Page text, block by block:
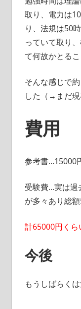
取り、電力は
り、法規は50
っていて取り
て何故かとるこ
そんな感じで
した（→まだ現
費用
参考書…15000
受験費…実は過
が多々あり総
計65000円くら
今後
もうしばらく